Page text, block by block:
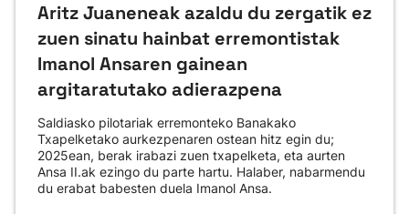
Aritz Juaneneak azaldu du zergatik ez
zuen sinatu hainbat erremontistak
Imanol Ansaren gainean
argitaratutako adierazpena
Saldiasko pilotariak erremonteko Banakako
Txapelketako aurkezpenaren ostean hitz egin du;
2025ean, berak irabazi zuen txapelketa, eta aurten
Ansa II.ak ezingo du parte hartu. Halaber, nabarmendu
du erabat babesten duela Imanol Ansa.